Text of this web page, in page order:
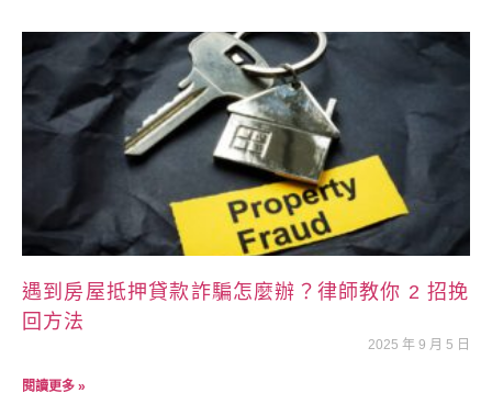
遇到房屋抵押貸款詐騙怎麼辦？律師教你 2 招挽
回方法
2025 年 9 月 5 日
閱讀更多 »